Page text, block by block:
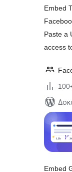
Embed
Paste a
access
Embed